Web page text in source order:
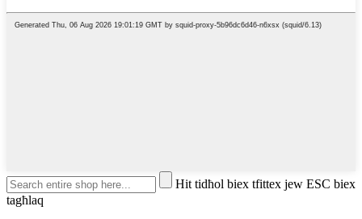
Hit tidħol biex tfittex jew ESC biex
tagħlaq